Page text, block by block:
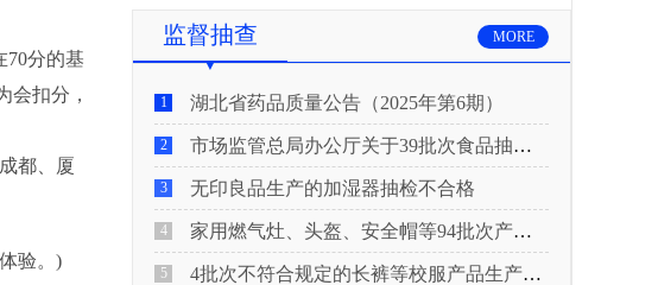
分的基
会扣分，
都、厦
验。)
监督抽查 MORE
1 湖北省药品质量公告（2025年第6期）
2 市场监管总局办公厅关于39批次食品抽检不合格情况的通报
3 无印良品生产的加湿器抽检不合格
4 家用燃气灶、头盔、安全帽等94批次产品抽查不合格！
5 4批次不符合规定的长裤等校服产品生产销售企业被济南市市场监管局通报！